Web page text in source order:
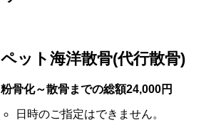
ペット海洋散骨(代行散骨)
粉骨化～散骨までの総額24,000円
日時のご指定はできません。